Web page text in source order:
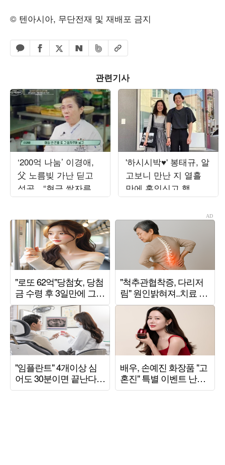
© 텐아시아, 무단전재 및 재배포 금지
카카오톡 공유하기
페이스북 공유하기
엑스 공유하기
네이버 공유하기
밴드 공유하기
URL복사
관련기사
‘200억 나눔’ 이경애,
父 노름빚 가난 딛고
성공…“현금 쌀자루에
넣어 베고 자” (‘백만장
'하시시박♥' 봉태규, 알
고보니 만난 지 열흘
만에 혼인신고 했
다…"첫사랑과 결혼"